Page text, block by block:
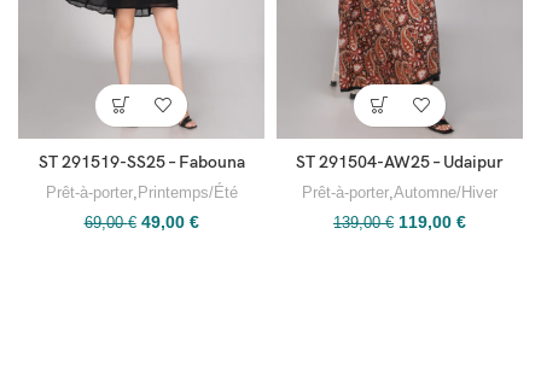
ST 291519-SS25 – Fabouna
Prêt-à-porter, Printemps/Été
69,00€ 49,00 €
ST 291504-AW25 – Udaipur
Prêt-à-porter Automne/Hiver
139,00€ 119,00 €